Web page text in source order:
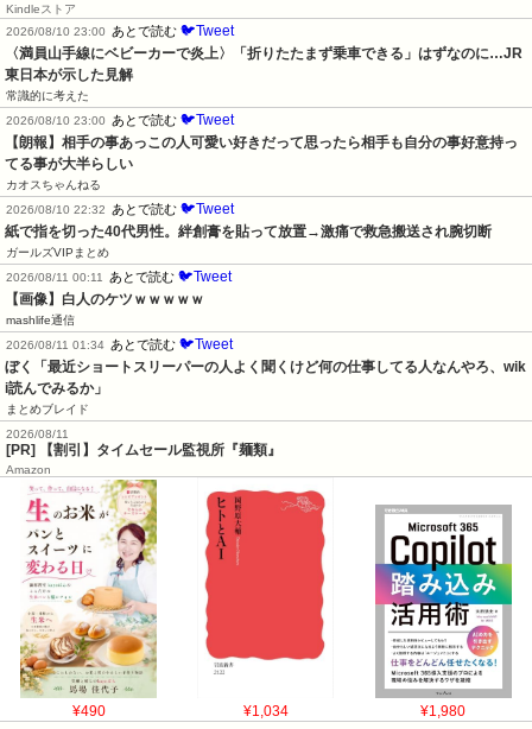
Kindleストア
2026/08/10 23:00
あとで読む 🐦Tweet
〈満員山手線にベビーカーで炎上〉「折りたたまず乗車できる」はずなのに…JR
東日本が示した見解
常識的に考えた
2026/08/10 23:00
あとで読む 🐦Tweet
【朗報】相手の事あっこの人可愛い好きだって思ったら相手も自分の事好意持っ
てる事が大半らしい
カオスちゃんねる
2026/08/10 22:32
あとで読む 🐦Tweet
紙で指を切った40代男性。絆創膏を貼って放置→激痛で救急搬送され腕切断
ガールズVIPまとめ
2026/08/11 00:11
あとで読む 🐦Tweet
【画像】白人のケツｗｗｗｗｗ
mashlife通信
2026/08/11 01:34 あとで読む 🐦Tweet
ぼく「最近ショートスリーパーの人よく聞くけど何の仕事してる人なんやろ、wik
i読んでみるか」
まとめブレイド
2026/08/11
[PR] 【割引】タイムセール監視所『麺類』
Amazon
¥490 ¥1,034 ¥1,980